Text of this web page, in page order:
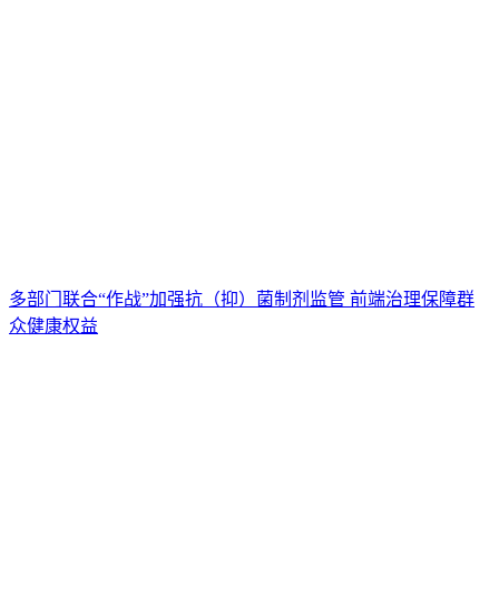
多部门联合“作战”加强抗（抑）菌制剂监管 前端治理保障群
众健康权益